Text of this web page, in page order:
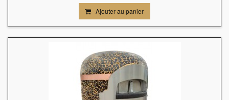
Ajouter au panier